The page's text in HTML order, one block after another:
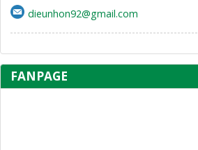
dieunhon92@gmail.com
FANPAGE